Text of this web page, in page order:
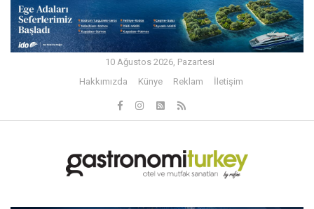
10 Ağustos 2026, Pazartesi
Hakkımızda
Künye Reklam İletişim